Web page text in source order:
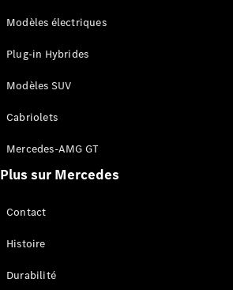
Modèles électriques
Plug-in Hybrides
Modèles SUV
Cabriolets
Mercedes-AMG GT
Plus sur Mercedes
Contact
Histoire
Durabilité